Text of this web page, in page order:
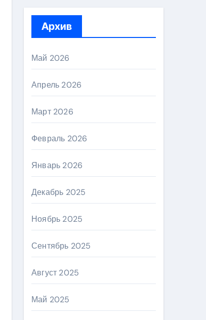
Архив
Май 2026
Апрель 2026
Март 2026
Февраль 2026
Январь 2026
Декабрь 2025
Ноябрь 2025
Сентябрь 2025
Август 2025
Май 2025